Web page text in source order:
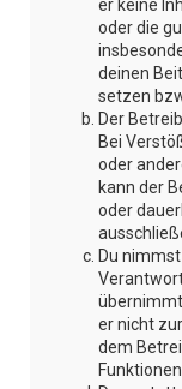
er keine
oder die
deinen
setzen
Der
Bei
oder
kann der
oder
Du
er nicht
dem